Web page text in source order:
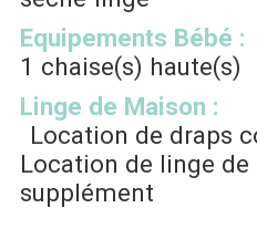
Equipements Bébé :
1 chaise(s) haute(s)
Linge de Maison :
Location de draps
Location de linge
supplément